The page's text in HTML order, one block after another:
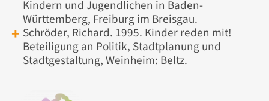
Kindern und Jugendlichen in Baden-
Württemberg, Freiburg im Breisgau.
Schröder, Richard. 1995. Kinder reden mit!
Beteiligung an Politik, Stadtplanung und
Stadtgestaltung, Weinheim: Beltz.